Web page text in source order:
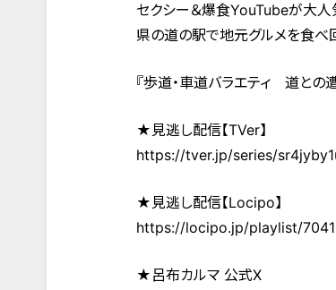
セクシー＆爆食YouTubeが大人
県の道の駅で地元グルメを食べ
『歩道・車道バラエティ 道と
★見逃し配信【TVer】
https://tver.jp/series/
★見逃し配信【Locipo】
https://locipo.jp/playlist/
★呂布カルマ 公式X